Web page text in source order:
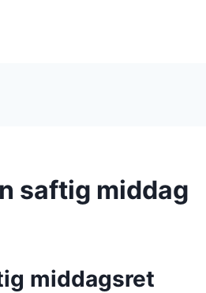
saftig middag
middagsret